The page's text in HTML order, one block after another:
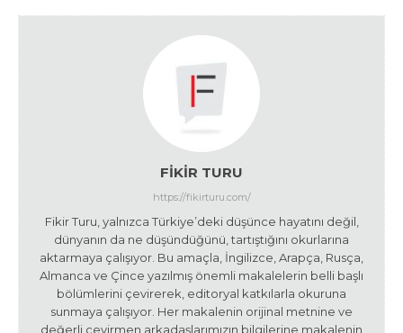
FIKIR TURU
https://fikirturu.com/
Fikir Turu, yalnızca Türkiye’deki düşünce hayatını değil,
dünyanın da ne düşündüğünü, tartıştığını okurlarına
aktarmaya çalışıyor. Bu amaçla, İngilizce, Arapça, Rusça,
Almanca ve Çince yazılmış önemli makalelerin belli başlı
bölümlerini çevirerek, editoryal katkılarla okuruna
sunmaya çalışıyor. Her makalenin orijinal metnine ve
değerli çevirmen arkadaşlarımızın bilgilerine makalenin